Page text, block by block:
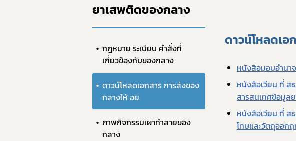
ยาเสพติดของกลาง
กฎหมาย ระเบียบ คำสั่งที่
เกี่ยวข้องกับของกลาง
ดาวน์โหลดเอกสาร การส่งของ
กลางให้ อย.
ภาพกิจกรรมเผาทำลายของ
กลาง
ดาวน์โหลดเอ
หนังสือมอบอำนา
หนังสือเวียน ที่ ส
สารสนเทศข้อมูล
หนังสือเวียน ที่ ส
โทษและวัตถุออก